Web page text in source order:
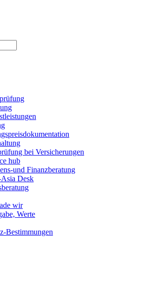
bei Versicherungen
hub
und Finanzberatung
Desk
wir
Werte
Bestimmungen